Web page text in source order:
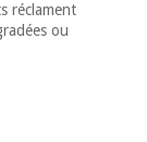
réclament
ou